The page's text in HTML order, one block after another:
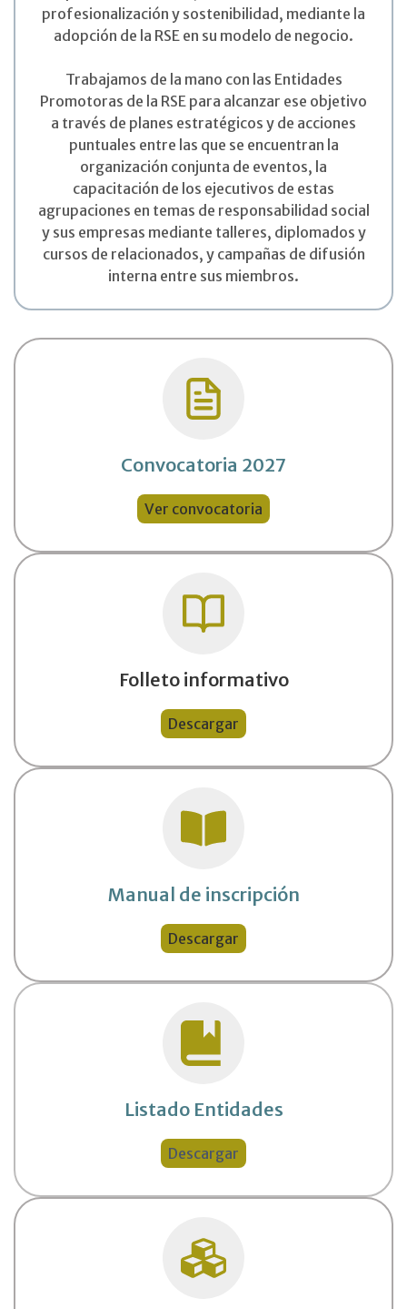
profesionalización y sostenibilidad, mediante la
adopción de la RSE en su modelo de negocio.
Trabajamos de la mano con las Entidades
Promotoras de la RSE para alcanzar ese objetivo
a través de planes estratégicos y de acciones
puntuales entre las que se encuentran la
organización conjunta de eventos, la
capacitación de los ejecutivos de estas
agrupaciones en temas de responsabilidad social
y sus empresas mediante talleres, diplomados y
cursos de relacionados, y campañas de difusión
interna entre sus miembros.
Convocatoria 2027
Ver convocatoria
Folleto informativo
Descargar
Manual de inscripción
Descargar
Listado Entidades
Descargar